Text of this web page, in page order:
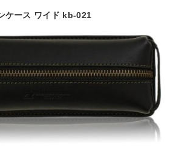
ケース ワイド kb-021